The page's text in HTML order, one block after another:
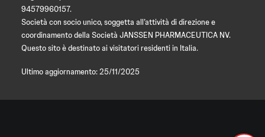
94579960157.
Società con socio unico, soggetta all’attività di direzione e
coordinamento della Società JANSSEN PHARMACEUTICA NV.
Questo sito è destinato ai visitatori residenti in Italia.
Ultimo aggiornamento: 25/11/2025